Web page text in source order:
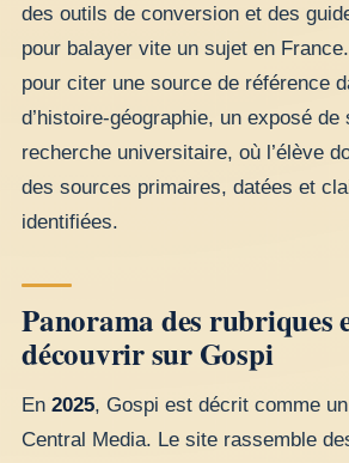
des outils de conversion et des
pour balayer vite un sujet en
pour citer une source de référence
d’histoire-géographie, un exposé
recherche universitaire, où l’élève
des sources primaires, datées et
identifiées.
Panorama des rubriques
découvrir sur Gospi
En 2025, Gospi est décrit comme un
Central Media. Le site rassemble